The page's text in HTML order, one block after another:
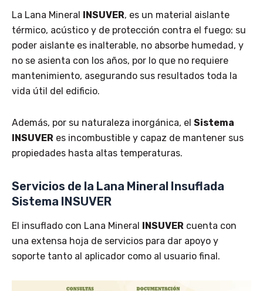
La Lana Mineral INSUVER, es un material aislante
térmico, acústico y de protección contra el fuego: su
poder aislante es inalterable, no absorbe humedad, y
no se asienta con los años, por lo que no requiere
mantenimiento, asegurando sus resultados toda la
vida útil del edificio.
Además, por su naturaleza inorgánica, el Sistema
INSUVER es incombustible y capaz de mantener sus
propiedades hasta altas temperaturas.
Servicios de la Lana Mineral Insuflada
Sistema INSUVER
El insuflado con Lana Mineral INSUVER cuenta con
una extensa hoja de servicios para dar apoyo y
soporte tanto al aplicador como al usuario final.